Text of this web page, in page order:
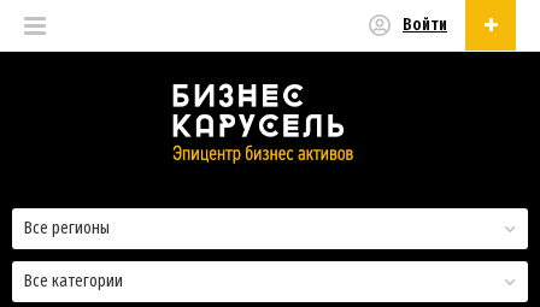
Войти
Все категории
Все регионы